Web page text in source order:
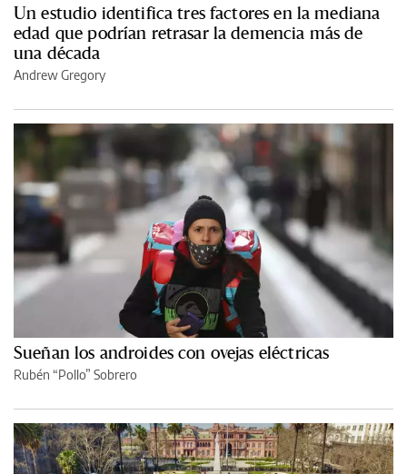
Un estudio identifica tres factores en la mediana
edad que podrían retrasar la demencia más de
una década
Andrew Gregory
Sueñan los androides con ovejas eléctricas
Rubén “Pollo” Sobrero